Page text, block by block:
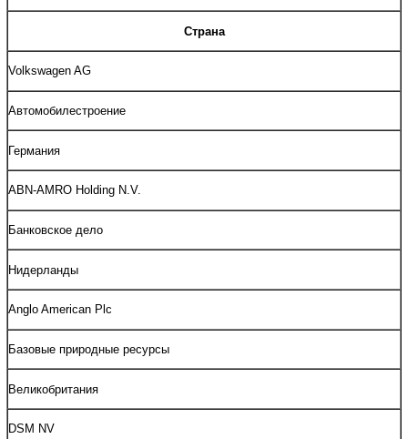
Страна
Volkswagen AG
Автомобилестроение
Германия
ABN-AMRO Holding N.V.
Банковское дело
Нидерланды
Anglo American Plc
Базовые природные ресурсы
Великобритания
DSM NV